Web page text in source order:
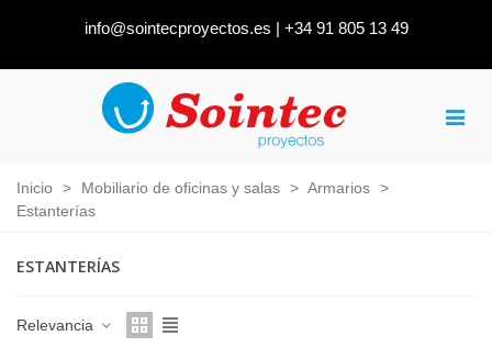
info@sointecproyectos.es | +34 91 805 13 49
Inicio > Mobiliario de oficinas y salas > Armarios >
Estanterías
ESTANTERÍAS
Relevancia